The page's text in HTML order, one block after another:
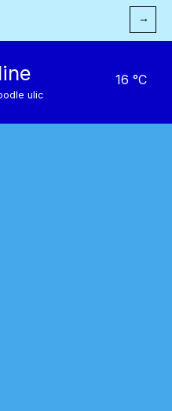
→
ulic
16 °C